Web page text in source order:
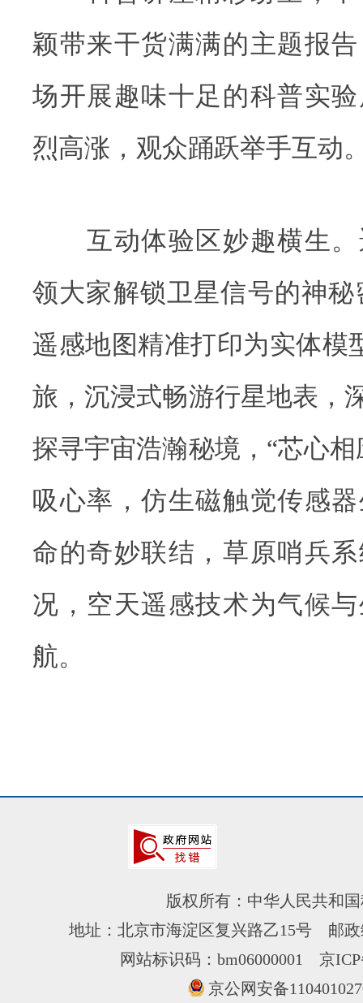
颖带来干货满满的主题报
场开展趣味十足的科普实
烈高涨，观众踊跃举手互动
互动体验区妙趣横生。
领大家解锁卫星信号的神
遥感地图精准打印为实体模
旅，沉浸式畅游行星地表，
探寻宇宙浩瀚秘境，“芯心
吸心率，仿生磁触觉传感
命的奇妙联结，草原哨兵
况，空天遥感技术为气候
航。
版权所有：中华人民共和
地址：北京市海淀区复兴路乙15号 邮
网站标识码：bm06000001 京
京公网安备